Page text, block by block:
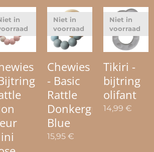
in
Chewies
- Basic
Rattle
Donkergrijs/Dusty
Blue
Niet in
voorraad
15,95 €
Tikiri -
bijtring
olifant
Niet in
voorraad
14,99 €